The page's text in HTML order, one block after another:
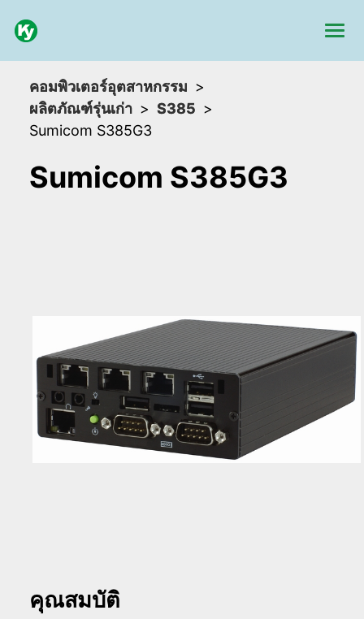
คอมพิวเตอร์อุตสาหกรรม
ผลิตภัณฑ์รุ่นเก่า
S385
Sumicom S385G3
Sumicom S385G3
คุณสมบัติ